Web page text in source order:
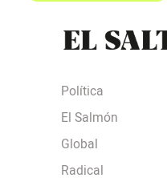
Política
El Salmón
Global
Radical